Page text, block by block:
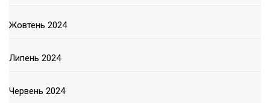
Жовтень 2024
Липень 2024
Червень 2024